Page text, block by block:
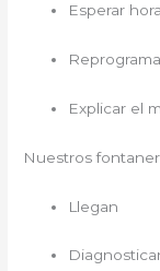
Esperar
Explicar el
Nuestros
Llegan